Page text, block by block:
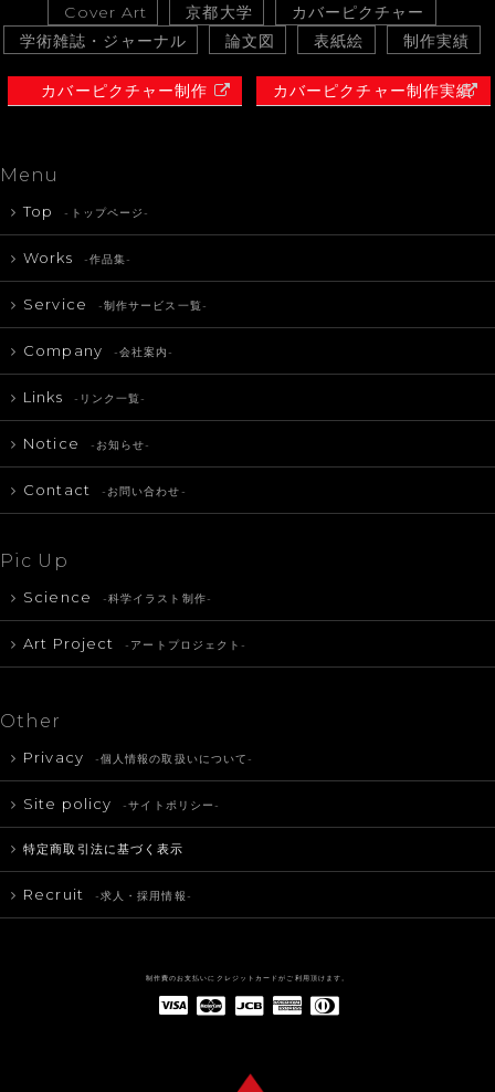
Cover Art
京都大学
カバーピクチャー
学術雑誌・ジャーナル
論文図 表紙絵 制作実績
カバーピクチャー制作 カバーピクチャー制作実績
Menu
Top -トップページ-
Works -作品集-
Service -制作サービス一覧-
Company -会社案内-
Links -リンク一覧-
Notice -お知らせ-
Contact -お問い合わせ-
Pic Up
Science -科学イラスト制作-
Art Project -アートプロジェクト-
Other
Privacy -個人情報の取扱いについて-
Site policy -サイトポリシー-
特定商取引法に基づく表示
Recruit -求人・採用情報-
制作費のお支払いにクレジットカードがご利用頂けます。